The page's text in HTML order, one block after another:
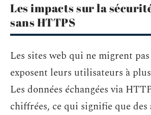
Les impacts sur la
sans HTTPS
Les sites web qui ne migrent
exposent leurs utilisateurs à
Les données échangées via
chiffrées, ce qui signifie que des